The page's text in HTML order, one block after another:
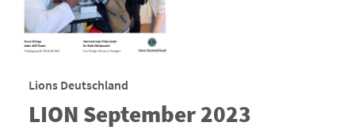
Lions Deutschland
LION September 2023